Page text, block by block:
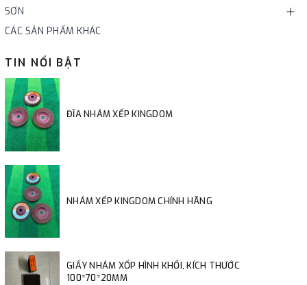
SƠN
CÁC SẢN PHẨM KHÁC
TIN NỔI BẬT
ĐĨA NHÁM XẾP KINGDOM
NHÁM XẾP KINGDOM CHÍNH HÃNG
GIẤY NHÁM XỐP HÌNH KHỐI, KÍCH THƯỚC
100*70*20MM